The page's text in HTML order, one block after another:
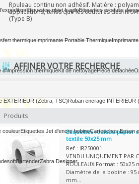
Etiquettes objet fragileEtiquettes produits
thermiqueImprimante Portable Thermique
d'impression thermiqueKit de nettoyagePièce détachée
EXTERIEUR (Zebra, TSC)Ruban encrage INTERIEUR
couleurEtiquettes Jet d'encre bobineCartouches Epson
BartenderZebra Designer
Rouleau continu non adhésif. Matière :
applications, telles que les coutures des
(Type B)
AFFINER VOTRE RECHERCHE
Produits
Etiquettes rouleau papier
textile 50x25 mm
Ref : IR250001
VENDU UNIQUEMENT PAR
ROULEAUX Format : 50x25
Diamètre de la bobine : 95
mm...